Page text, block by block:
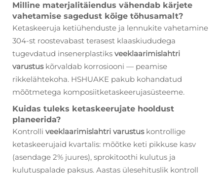
Milline materjalitäiendus vähendab kärjete
vahetamise sagedust kõige tõhusamalt?
Ketaskeeruja ketiühenduste ja lennukite vahetamine
304-st roostevabast terasest klaaskiududega
tugevdatud insenerplastiks veeklaarimislahtri
varustus kõrvaldab korrosiooni — peamise
rikkelähtekoha. HSHUAKE pakub kohandatud
mõõtmetega komposiitketaskeerujasüsteeme.
Kuidas tuleks ketaskeerujate hooldust
planeerida?
Kontrolli veeklaarimislahtri varustus kontrollige
ketaskeerujaid kvartalis: mõõtke keti pikkuse kasv
(asendage 2% juures), sprokitoothi kulutus ja
kulutuspalade paksus. Aastas ülesehituslik kontroll